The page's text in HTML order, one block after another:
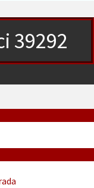
39292